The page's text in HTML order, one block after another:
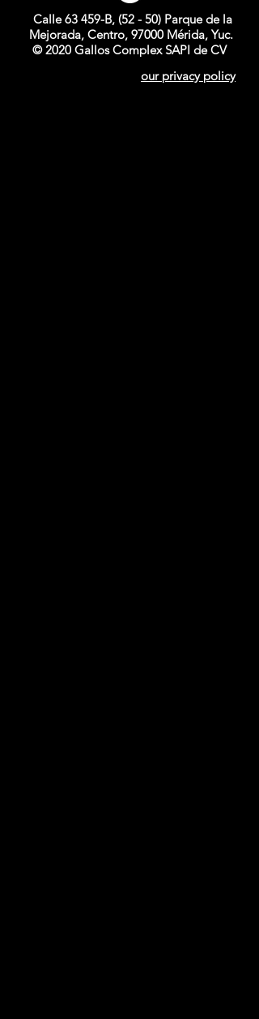
Calle 63 459-B, (52 - 50) Parque de la
Mejorada, Centro, 97000 Mérida, Yuc.
© 2020 Gallos Complex SAPI de CV
our privacy policy